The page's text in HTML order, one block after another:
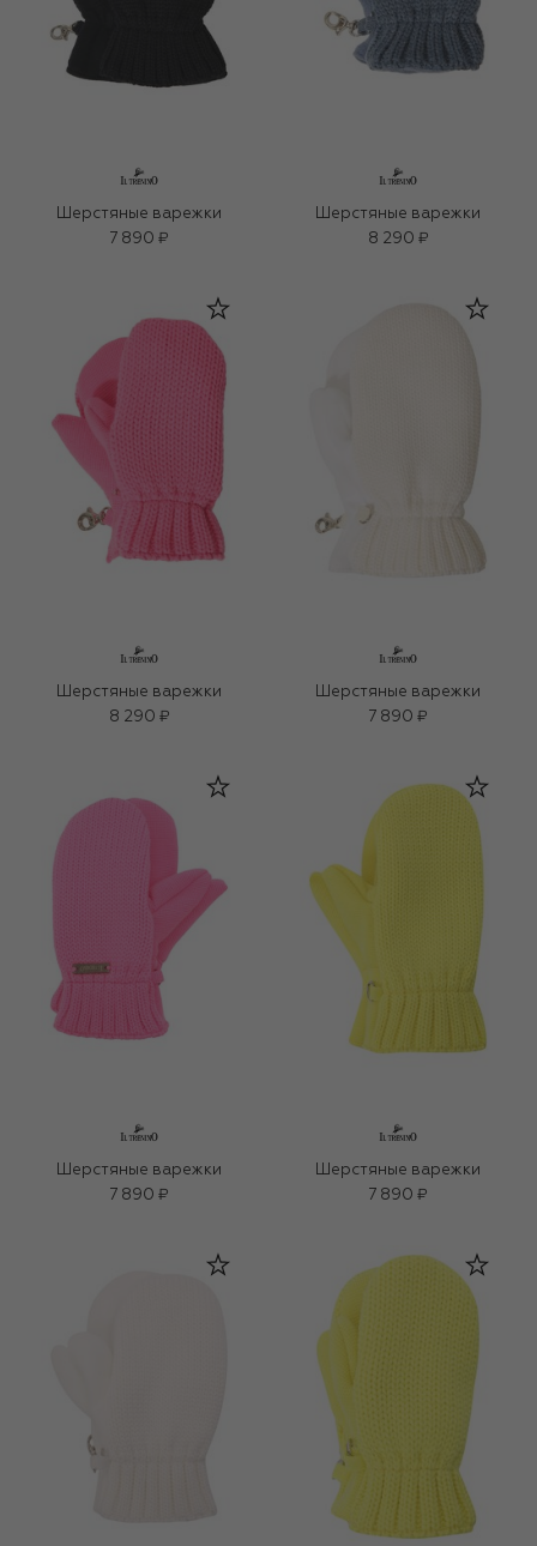
Шерстяные варежки
7 890 ₽
Шерстяные варежки
8 290 ₽
Шерстяные варежки
8 290 ₽
Шерстяные варежки
7 890 ₽
Шерстяные варежки
7 890 ₽
Шерстяные варежки
7 890 ₽